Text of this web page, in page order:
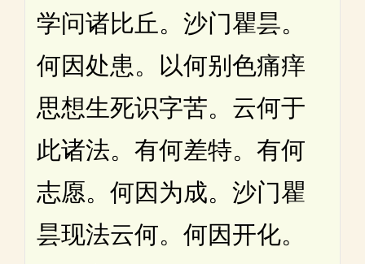
学问诸比丘。沙门瞿昙。
何因处患。以何别色痛痒
思想生死识字苦。云何于
此诸法。有何差特。有何
志愿。何因为成。沙门瞿
昙现法云何。何因开化。